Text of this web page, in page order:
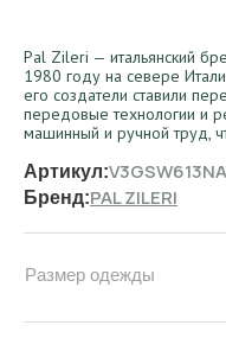
Pal Zileri — итальянский
1980 году на севере
его создатели ставили
передовые технологии и
машинный и ручной труд,
Артикул:
Бренд:PAL ZILERI
Размер одежды